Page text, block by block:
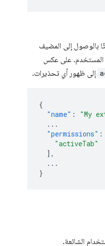
بالوصول إلى المضيف
المستخدم. على عكس
إلى ظهور أي تحذيرات.
{
"name" : "My
...
"permissions" :
"activeTab"
],
...
}
الشائعة.